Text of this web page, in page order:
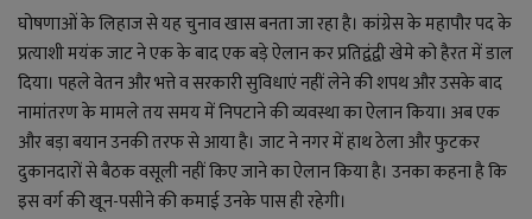
घोषणाओं के लिहाज से यह चुनाव खास बनता जा रहा है। कांग्रेस के महापौर पद के
प्रत्याशी मयंक जाट ने एक के बाद एक बड़े ऐलान कर प्रतिद्वंद्वी खेमे को हैरत में डाल
दिया। पहले वेतन और भत्ते व सरकारी सुविधाएं नहीं लेने की शपथ और उसके बाद
नामांतरण के मामले तय समय में निपटाने की व्यवस्था का ऐलान किया। अब एक
और बड़ा बयान उनकी तरफ से आया है। जाट ने नगर में हाथ ठेला और फुटकर
दुकानदारों से बैठक वसूली नहीं किए जाने का ऐलान किया है। उनका कहना है कि
इस वर्ग की खून-पसीने की कमाई उनके पास ही रहेगी।